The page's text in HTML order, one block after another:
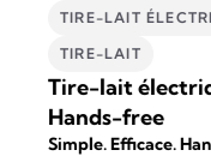
TIRE-LAIT
TIRE-LAIT
Tire-lait
Hands-free
Simple. Efficace.